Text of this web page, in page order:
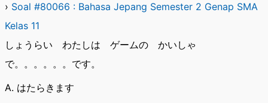
› Soal #80066 : Bahasa Jepang Semester 2 Genap SMA
Kelas 11
しょうらい わたしは ゲームの かいしゃ
で。。。。。。です。
A. はたらきます